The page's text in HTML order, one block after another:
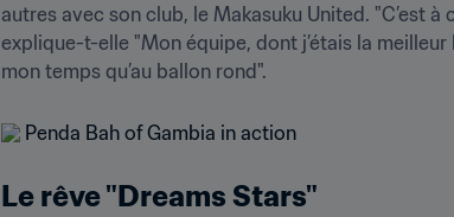
autres avec son club, le Makasuku United. "C’est
explique-t-elle "Mon équipe, dont j’étais la
mon temps qu’au ballon rond".
Le rêve "Dreams Stars"